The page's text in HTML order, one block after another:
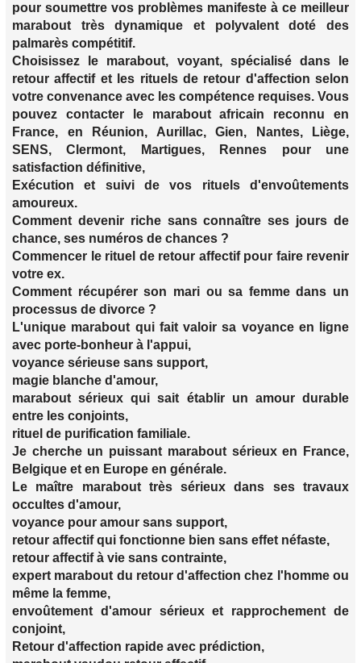
pour soumettre vos problèmes manifeste à ce meilleur
marabout très dynamique et polyvalent doté des
palmarès compétitif.
Choisissez le marabout, voyant, spécialisé dans le
retour affectif et les rituels de retour d'affection selon
votre convenance avec les compétence requises. Vous
pouvez contacter le marabout africain reconnu en
France, en Réunion, Aurillac, Gien, Nantes, Liège,
SENS, Clermont, Martigues, Rennes pour une
satisfaction définitive,
Exécution et suivi de vos rituels d'envoûtements
amoureux.
Comment devenir riche sans connaître ses jours de
chance, ses numéros de chances ?
Commencer le rituel de retour affectif pour faire revenir
votre ex.
Comment récupérer son mari ou sa femme dans un
processus de divorce ?
L'unique marabout qui fait valoir sa voyance en ligne
avec porte-bonheur à l'appui,
voyance sérieuse sans support,
magie blanche d'amour,
marabout sérieux qui sait établir un amour durable
entre les conjoints,
rituel de purification familiale.
Je cherche un puissant marabout sérieux en France,
Belgique et en Europe en générale.
Le maître marabout très sérieux dans ses travaux
occultes d'amour,
voyance pour amour sans support,
retour affectif qui fonctionne bien sans effet néfaste,
retour affectif à vie sans contrainte,
expert marabout du retour d'affection chez l'homme ou
même la femme,
envoûtement d'amour sérieux et rapprochement de
conjoint,
Retour d'affection rapide avec prédiction,